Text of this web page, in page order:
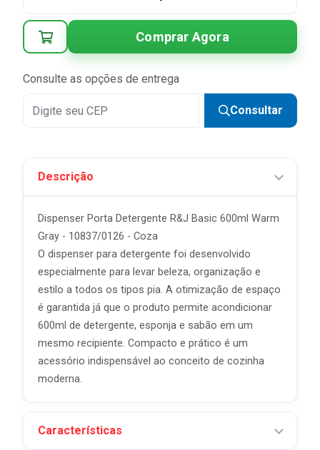
Comprar Agora
Consulte as opções de entrega
Consultar
Descrição
Dispenser Porta Detergente R&J Basic 600ml Warm
Gray - 10837/0126 - Coza
O dispenser para detergente foi desenvolvido
especialmente para levar beleza, organização e
estilo a todos os tipos pia. A otimização de espaço
é garantida já que o produto permite acondicionar
600ml de detergente, esponja e sabão em um
mesmo recipiente. Compacto e prático é um
acessório indispensável ao conceito de cozinha
moderna.
Características